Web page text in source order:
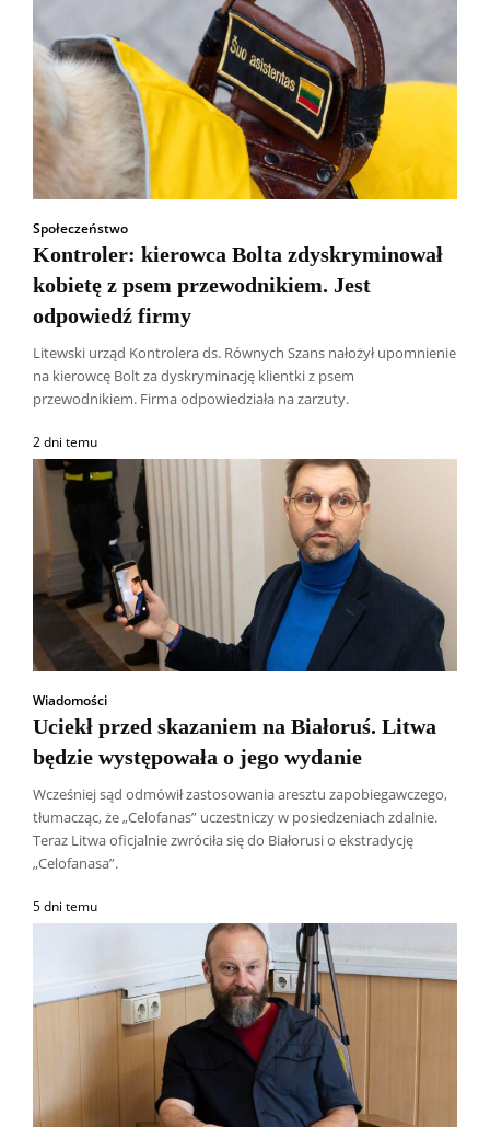
Społeczeństwo
Kontroler: kierowca Bolta zdyskryminował
kobietę z psem przewodnikiem. Jest
odpowiedź firmy
Litewski urząd Kontrolera ds. Równych Szans nałożył upomnienie
na kierowcę Bolt za dyskryminację klientki z psem
przewodnikiem. Firma odpowiedziała na zarzuty.
2 dni temu
Wiadomości
Uciekł przed skazaniem na Białoruś. Litwa
będzie występowała o jego wydanie
Wcześniej sąd odmówił zastosowania aresztu zapobiegawczego,
tłumacząc, że „Celofanas” uczestniczy w posiedzeniach zdalnie.
Teraz Litwa oficjalnie zwróciła się do Białorusi o ekstradycję
„Celofanasa”.
5 dni temu